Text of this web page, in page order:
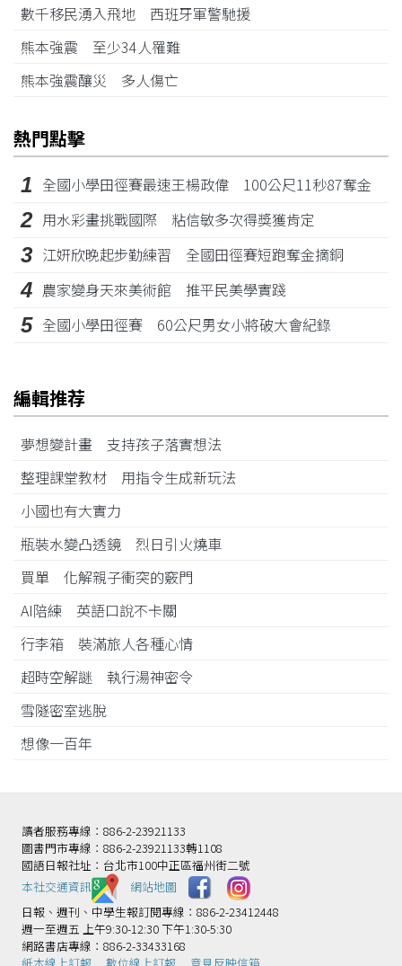
數千移民湧入飛地 西班牙軍警馳援
熊本強震 至少34人罹難
熊本強震釀災 多人傷亡
熱門點擊
1 全國小學田徑賽最速王楊政偉 100公尺11秒87奪金
2 用水彩畫挑戰國際 粘信敏多次得獎獲肯定
3 江姸欣晚起步勤練習 全國田徑賽短跑奪金摘銅
4 農家變身天來美術館 推平民美學實踐
5 全國小學田徑賽 60公尺男女小將破大會紀錄
編輯推荐
夢想變計畫 支持孩子落實想法
整理課堂教材 用指令生成新玩法
小國也有大實力
瓶裝水變凸透鏡 烈日引火燒車
買單 化解親子衝突的竅門
AI陪練 英語口說不卡關
行李箱 裝滿旅人各種心情
超時空解謎 執行湯神密令
雪隧密室逃脫
想像一百年
讀者服務專線：886-2-23921133
圖書門市專線：886-2-23921133轉1108
國語日報社址：台北市100中正區福州街二號
本社交通資訊️
網站地圖
日報、週刊、中學生報訂閱專線：886-2-23412448
週一至週五 上午9:30-12:30 下午1:30-5:30
網路書店專線：886-2-33433168